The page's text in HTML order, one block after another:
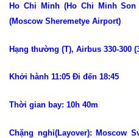
Ho Chi Minh (Ho Chi Minh
(Moscow Sheremetye Airport)
Hạng thường (T), Airbus 330-300
Khởi hành 11:05 Đi đến 18:45
Thời gian bay: 10h 40m
Chặng nghỉ(Layover): Moscow